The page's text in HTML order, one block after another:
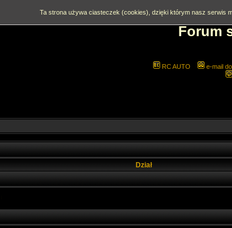
Forum
RC AUTO e-mail
Dział
Ta strona używa ciasteczek (cookies), dzięki którym nasz serwis